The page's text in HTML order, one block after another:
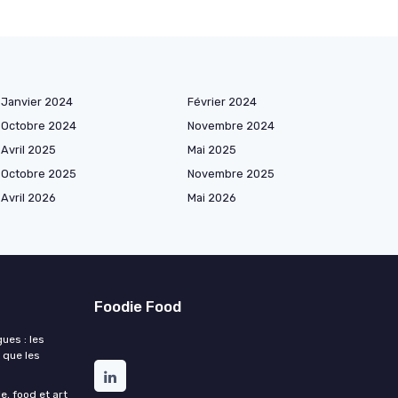
Janvier 2024
Février 2024
Octobre 2024
Novembre 2024
Avril 2025
Mai 2025
Octobre 2025
Novembre 2025
Avril 2026
Mai 2026
: les
les
food et art
Foodie Food